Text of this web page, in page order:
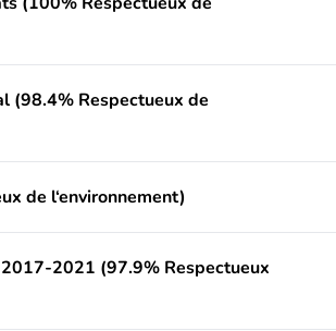
(98.4% Respectueux de
de l‘environnement)
2021 (97.9% Respectueux